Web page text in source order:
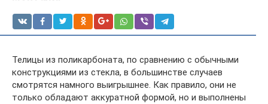
Телицы из поликарбоната, по сравнению с обычными
конструкциями из стекла, в большинстве случаев
смотрятся намного выигрышнее. Как правило, они не
только обладают аккуратной формой, но и выполнены